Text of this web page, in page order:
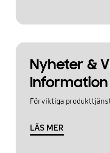
Nyheter &
Information
För viktiga
LÄS MER